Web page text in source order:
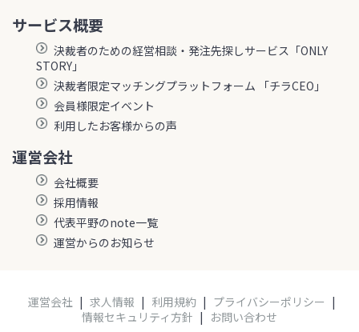
サービス概要
決裁者のための経営相談・発注先探しサービス「ONLY
STORY」
決裁者限定マッチングプラットフォーム 「チラCEO」
会員様限定イベント
利用したお客様からの声
運営会社
会社概要
採用情報
代表平野のnote一覧
運営からのお知らせ
運営会社 | 求人情報 | 利用規約 | プライバシーポリシー |
情報セキュリティ方針 | お問い合わせ